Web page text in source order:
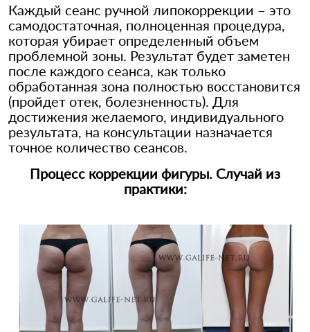
Каждый сеанс ручной липокоррекции – это
самодостаточная, полноценная процедура,
которая убирает определенный объем
проблемной зоны. Результат будет заметен
после каждого сеанса, как только
обработанная зона полностью восстановится
(пройдет отек, болезненность). Для
достижения желаемого, индивидуального
результата, на консультации назначается
точное количество сеансов.
Процесс коррекции фигуры. Случай из
практики: